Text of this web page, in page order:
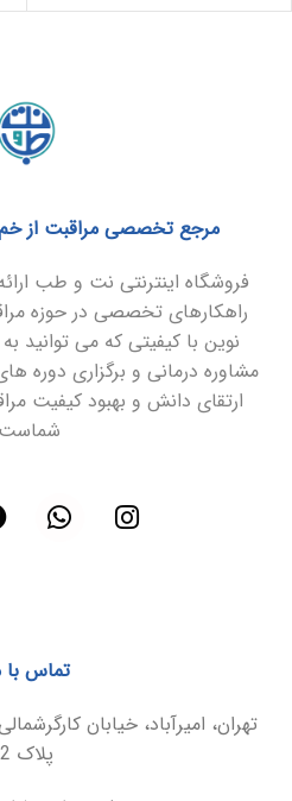
مرجع تخصصی مراقبت از
فروشگاه اینترنتی نت و طب
راهکارهای تخصصی در حوزه
نوین با کیفیتی که می توانید
مشاوره درمانی و برگزاری دوره
ارتقای دانش و بهبود کیفیت
تماس با
تهران، امیرآباد، خیابان
پلاک 2